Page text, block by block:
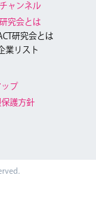
ャンネル
究会とは
研究会とは
業リスト
プ
護方針